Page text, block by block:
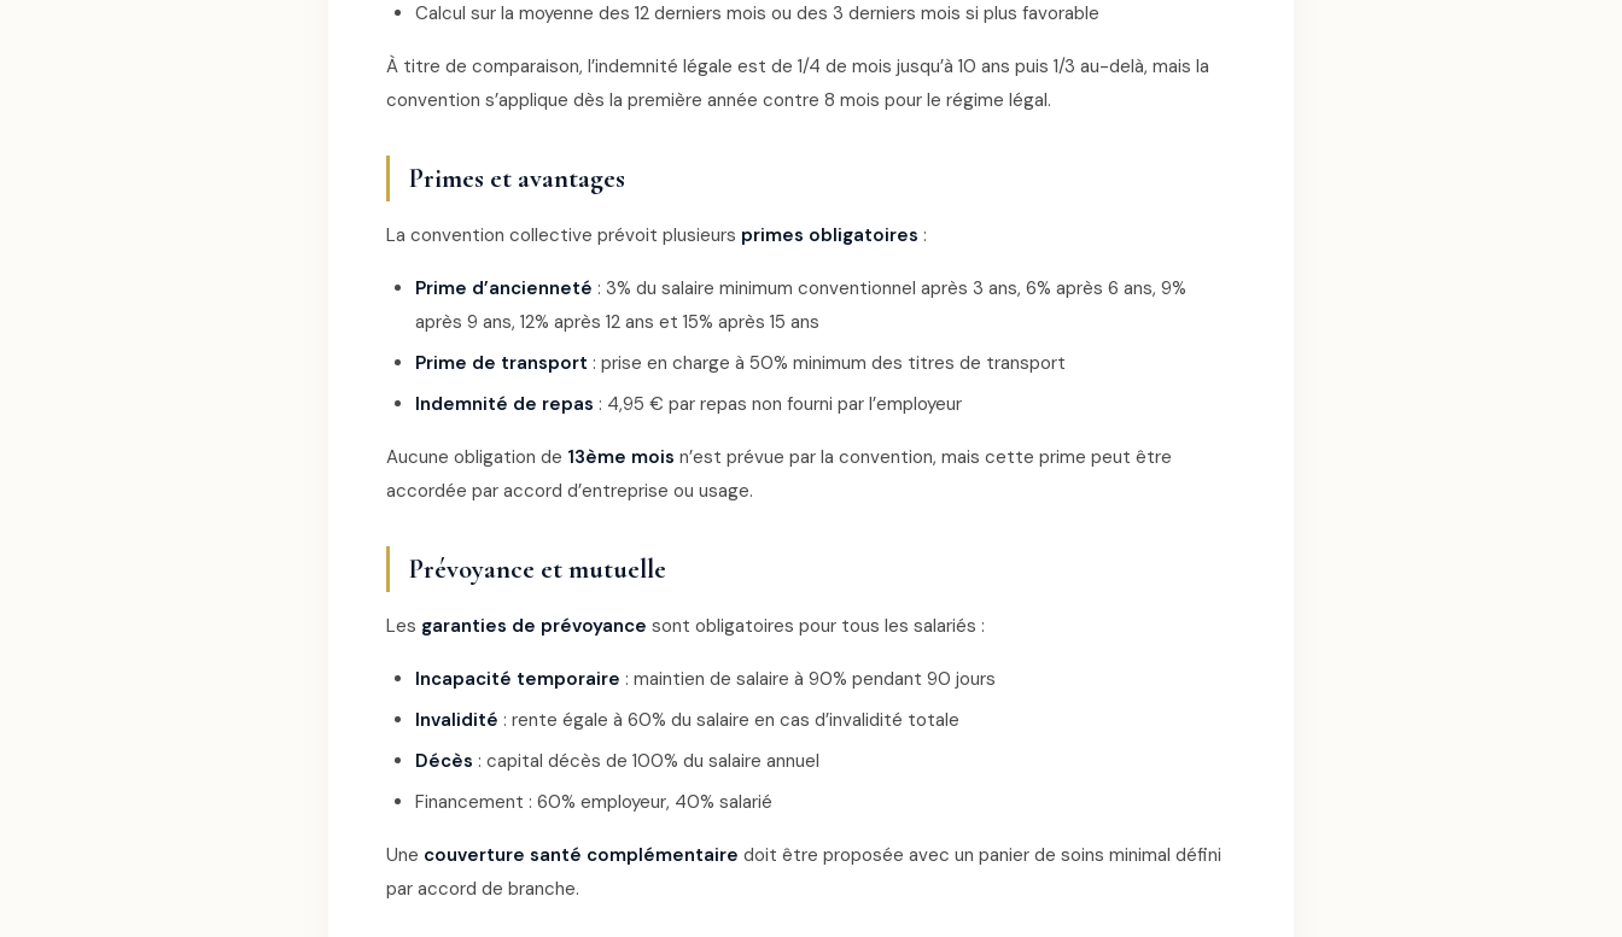
Calcul sur la moyenne des 12 derniers mois ou des 3 derniers mois si plus favorable
À titre de comparaison, l’indemnité légale est de 1/4 de mois jusqu’à 10 ans puis 1/3 au-delà, mais la
convention s’applique dès la première année contre 8 mois pour le régime légal.
Primes et avantages
La convention collective prévoit plusieurs primes obligatoires :
Prime d’ancienneté : 3% du salaire minimum conventionnel après 3 ans, 6% après 6 ans, 9%
après 9 ans, 12% après 12 ans et 15% après 15 ans
Prime de transport : prise en charge à 50% minimum des titres de transport
Indemnité de repas : 4,95 € par repas non fourni par l’employeur
Aucune obligation de 13ème mois n’est prévue par la convention, mais cette prime peut être
accordée par accord d’entreprise ou usage.
Prévoyance et mutuelle
Les garanties de prévoyance sont obligatoires pour tous les salariés :
Incapacité temporaire : maintien de salaire à 90% pendant 90 jours
Invalidité : rente égale à 60% du salaire en cas d’invalidité totale
Décès : capital décès de 100% du salaire annuel
Financement : 60% employeur, 40% salarié
Une couverture santé complémentaire doit être proposée avec un panier de soins minimal défini
par accord de branche.